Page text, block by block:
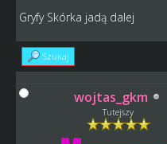
Gryfy Skórka jadą dalej
Szukaj
wojtas_gkm
Tutejszy